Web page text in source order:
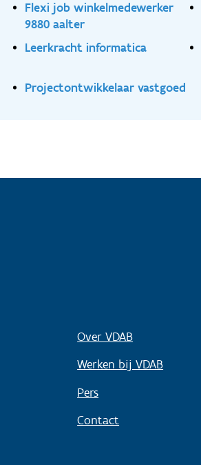
Flexi job winkelmedewerker
9880 aalter
Leerkracht informatica
Projectontwikkelaar vastgoed
Over VDAB
Werken bij VDAB
Pers
Contact